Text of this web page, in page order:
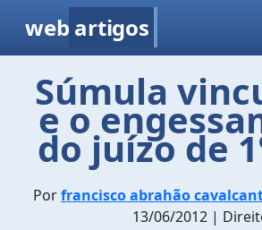
web artigos
Súmula
e o
do juízo de
Porfrancisco abrahão
13/06/2012 |